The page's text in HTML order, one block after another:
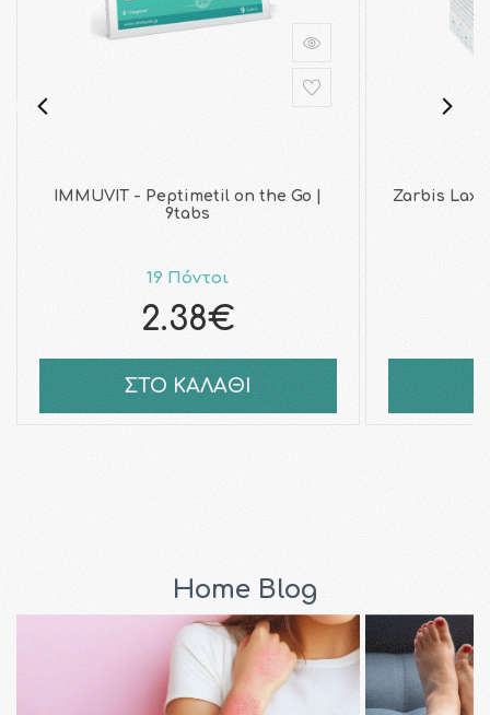
IMMUVIT - Peptimetil on the Go |
9tabs
19 Πόντοι
2.38€
ΣΤΟ ΚΑΛΑΘΙ
Zarbis
Home Blog